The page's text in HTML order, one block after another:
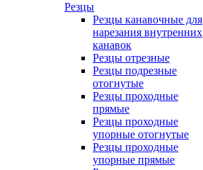
Резцы
Резцы канавочные для
нарезания внутренних
канавок
Резцы отрезные
Резцы подрезные
отогнутые
Резцы проходные
прямые
Резцы проходные
упорные отогнутые
Резцы проходные
упорные прямые